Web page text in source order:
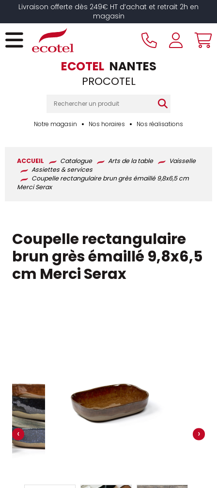
Livraison offerte dès 249€ HT d’achat et retrait 2h en
magasin
ECOTEL NANTES
PROCOTEL
Notre magasin Nos horaires Nos réalisations
ACCUEIL Catalogue Arts de la table
Vaisselle
Assiettes & services
Coupelle rectangulaire brun grès émaillé 9,8x6,5 cm
Merci Serax
Coupelle rectangulaire
brun grès émaillé 9,8x6,5
cm Merci Serax
‹ ›
Panneau de gestion des cookies